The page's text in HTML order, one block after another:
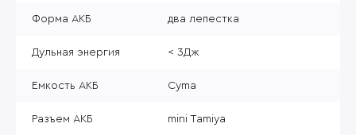
Форма АКБ два лепестка
Дульная энергия < 3Дж
Емкость АКБ Cyma
Разъем АКБ mini Tamiya